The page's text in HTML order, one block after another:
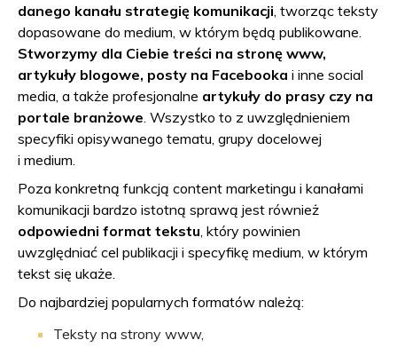
danego kanału strategię komunikacji, tworząc teksty
dopasowane do medium, w którym będą publikowane.
Stworzymy dla Ciebie treści na stronę www,
artykuły blogowe, posty na Facebooka i inne social
media, a także profesjonalne artykuły do prasy czy na
portale branżowe. Wszystko to z uwzględnieniem
specyfiki opisywanego tematu, grupy docelowej
i medium.
Poza konkretną funkcją content marketingu i kanałami
komunikacji bardzo istotną sprawą jest również
odpowiedni format tekstu, który powinien
uwzględniać cel publikacji i specyfikę medium, w którym
tekst się ukaże.
Do najbardziej popularnych formatów należą:
Teksty na strony www,